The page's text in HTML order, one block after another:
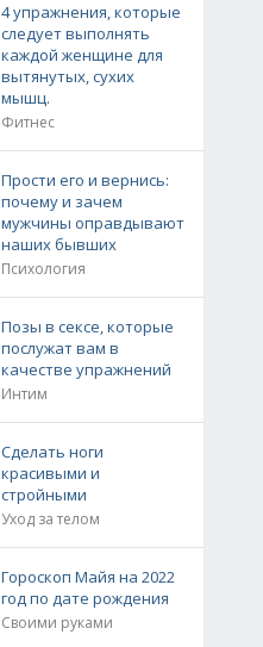
4 упражнения, которые
следует выполнять
каждой женщине для
вытянутых, сухих
мышц.
Фитнес
Прости его и вернись:
почему и зачем
мужчины оправдывают
наших бывших
Психология
Позы в сексе, которые
послужат вам в
качестве упражнений
Интим
Сделать ноги
красивыми и
стройными
Уход за телом
Гороскоп Майя на 2022
год по дате рождения
Своими руками